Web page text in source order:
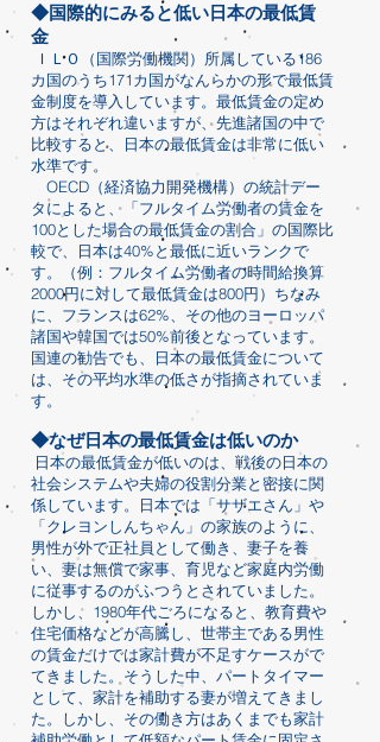
◆国際的にみると低い日本の最低賃
金
ＩＬＯ（国際労働機関）所属している186
カ国のうち171カ国がなんらかの形で最低賃
金制度を導入しています。最低賃金の定め
方はそれぞれ違いますが、先進諸国の中で
比較すると、日本の最低賃金は非常に低い
水準です。
OECD（経済協力開発機構）の統計デー
タによると、「フルタイム労働者の賃金を
100とした場合の最低賃金の割合」の国際比
較で、日本は40%と最低に近いランクで
す。（例：フルタイム労働者の時間給換算
2000円に対して最低賃金は800円）ちなみ
に、フランスは62%、その他のヨーロッパ
諸国や韓国では50%前後となっています。
国連の勧告でも、日本の最低賃金について
は、その平均水準の低さが指摘されていま
す。
◆なぜ日本の最低賃金は低いのか
日本の最低賃金が低いのは、戦後の日本の
社会システムや夫婦の役割分業と密接に関
係しています。日本では「サザエさん」や
「クレヨンしんちゃん」の家族のように、
男性が外で正社員として働き、妻子を養
い、妻は無償で家事、育児など家庭内労働
に従事するのがふつうとされていました。
しかし、1980年代ごろになると、教育費や
住宅価格などが高騰し、世帯主である男性
の賃金だけでは家計費が不足すケースがで
てきました。そうした中、パートタイマー
として、家計を補助する妻が増えてきまし
た。しかし、その働き方はあくまでも家計